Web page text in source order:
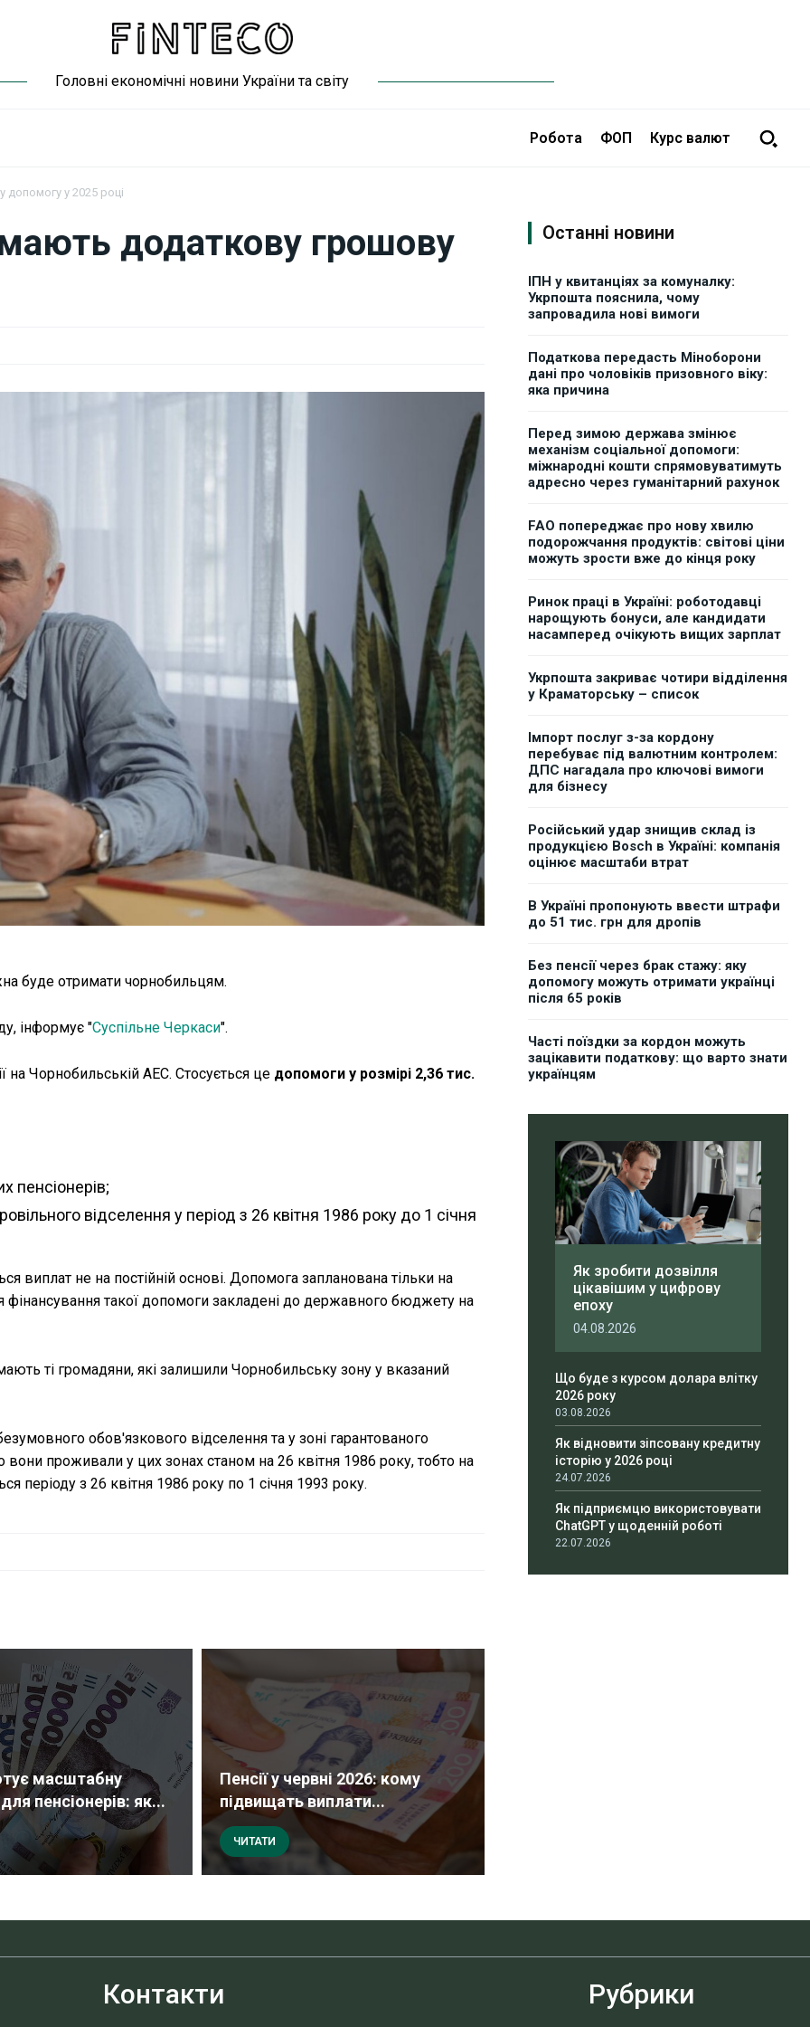
Головні економічні новини України та світу
Робота ФОП Курс валют
у 2025 році
додаткову грошову
буде отримати чорнобильцям.
інформує "Суспільне Черкаси".
на Чорнобильській АЕС. Стосується це допомоги у розмірі 2,36 тис.
пенсіонерів;
відселення у період з 26 квітня 1986 року до 1 січня
виплат не на постійній основі. Допомога запланована тільки на
фінансування такої допомоги закладені до державного бюджету на
ті громадяни, які залишили Чорнобильську зону у вказаний
обов'язкового відселення та у зоні гарантованого
проживали у цих зонах станом на 26 квітня 1986 року, тобто на
періоду з 26 квітня 1986 року по 1 січня 1993 року.
масштабну
пенсіонерів: як...
Пенсії у червні 2026: кому
підвищать виплати...
ЧИТАТИ
Останні новини
ІПН у квитанціях за комуналку:
Укрпошта пояснила, чому
запровадила нові вимоги
Податкова передасть Міноборони
дані про чоловіків призовного віку:
яка причина
Перед зимою держава змінює
механізм соціальної допомоги:
міжнародні кошти спрямовуватимуть
адресно через гуманітарний рахунок
FAO попереджає про нову хвилю
подорожчання продуктів: світові ціни
можуть зрости вже до кінця року
Ринок праці в Україні: роботодавці
нарощують бонуси, але кандидати
насамперед очікують вищих зарплат
Укрпошта закриває чотири відділення
у Краматорську – список
Імпорт послуг з-за кордону
перебуває під валютним контролем:
ДПС нагадала про ключові вимоги
для бізнесу
Російський удар знищив склад із
продукцією Bosch в Україні: компанія
оцінює масштаби втрат
В Україні пропонують ввести штрафи
до 51 тис. грн для дропів
Без пенсії через брак стажу: яку
допомогу можуть отримати українці
після 65 років
Часті поїздки за кордон можуть
зацікавити податкову: що варто знати
українцям
Як зробити дозвілля
цікавішим у цифрову
епоху
04.08.2026
Що буде з курсом долара влітку
2026 року
03.08.2026
Як відновити зіпсовану кредитну
історію у 2026 році
24.07.2026
Як підприємцю використовувати
ChatGPT у щоденній роботі
22.07.2026
Контакти Рубрики